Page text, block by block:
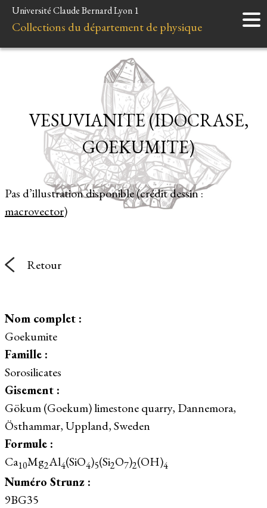
Accueil
Instruments
Liens et ressources
Université Claude Bernard Lyon 1
Collections du département de physique
Pas d’illustration disponible (crédit dessin :
macrovector)
VESUVIANITE (IDOCRASE,
GOEKUMITE)
Retour
Nom complet :
Goekumite
Famille :
Sorosilicates
Gisement :
Gökum (Goekum) limestone quarry, Dannemora,
Östhammar, Uppland, Sweden
Formule :
Ca10Mg2Al4(SiO4)5(Si2O7)2(OH)4
Numéro Strunz :
9BG35